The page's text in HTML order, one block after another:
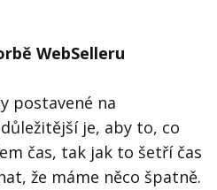
WebSelleru
postavené na
je, aby to, co
čas, tak jak to šetří čas
že máme něco špatně.